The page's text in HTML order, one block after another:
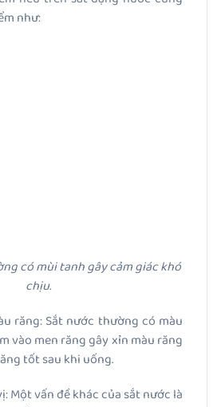
như:
có mùi tanh gây cảm giác khó
chịu.
răng: Sắt nước thường có màu
vào men răng gây xỉn màu răng
tốt sau khi uống.
Một vấn đề khác của sắt nước là